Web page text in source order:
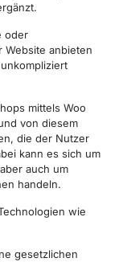
oder
Website anbieten
mittels Woo
von diesem
die der Nutzer
kann es sich um
auch um
handeln.
wie
gesetzlichen